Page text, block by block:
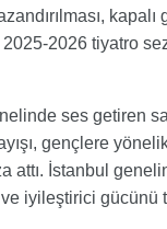
2026 tiyatro
ses getiren
gençlere
attı. İstanbul
iyileştirici gücünü